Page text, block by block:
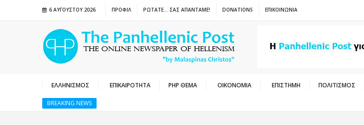
6 ΑΥΓΟΎΣΤΟΥ 2026 ΠΡΟΦΙΛ ΡΩΤΑΤΕ… ΣΑΣ ΑΠΑΝΤΑΜΕ! DONATIONS ΕΠΙΚΟΙΝΩΝΙΑ
ΕΛΛΗΝΙΣΜΟΣ ΕΠΙΚΑΙΡΟΤΗΤΑ PHP ΘΕΜΑ ΟΙΚΟΝΟΜΙΑ ΕΠΙΣΤΗΜΗ ΠΟΛΙΤΙΣΜΟΣ
BREAKING NEWS